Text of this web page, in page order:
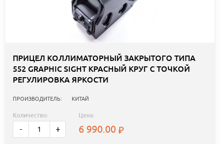
ПРИЦЕЛ КОЛЛИМАТОРНЫЙ ЗАКРЫТОГО ТИПА
552 GRAPHIC SIGHT КРАСНЫЙ КРУГ С ТОЧКОЙ
РЕГУЛИРОВКА ЯРКОСТИ
ПРОИЗВОДИТЕЛЬ: КИТАЙ
Количество:
- +
Цена:
6 990.00